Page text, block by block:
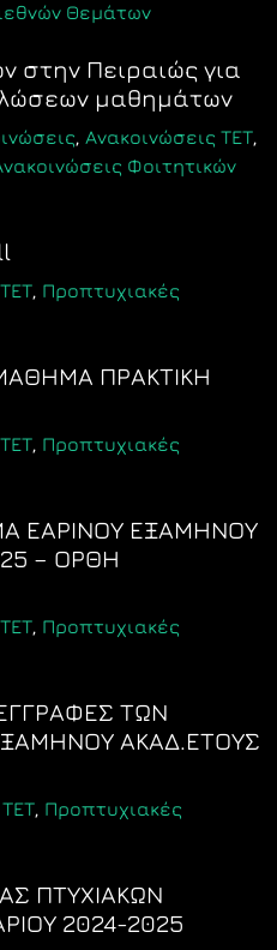
Θεμάτων
στην Πειραιώς για
μαθημάτων
, Ανακοινώσεις ΤΕΤ,
Φοιτητικών
, Προπτυχιακές
ΠΡΑΚΤΙΚΗ
, Προπτυχιακές
ΕΑΡΙΝΟΥ ΕΞΑΜΗΝΟΥ
– ΟΡΘΗ
, Προπτυχιακές
ΤΩΝ
ΑΚΑΔ.ΕΤΟΥΣ
, Προπτυχιακές
ΠΤΥΧΙΑΚΩΝ
2024-2025